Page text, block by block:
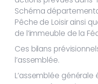
Schéma
Pêche de Loisir ainsi
de l’immeuble de la
Ces bilans
l’assemblée.
L’assemblée